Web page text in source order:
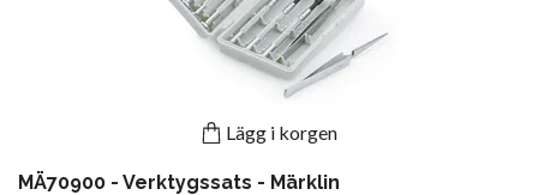
Lägg i korgen
MÄ70900 - Verktygssats - Märklin